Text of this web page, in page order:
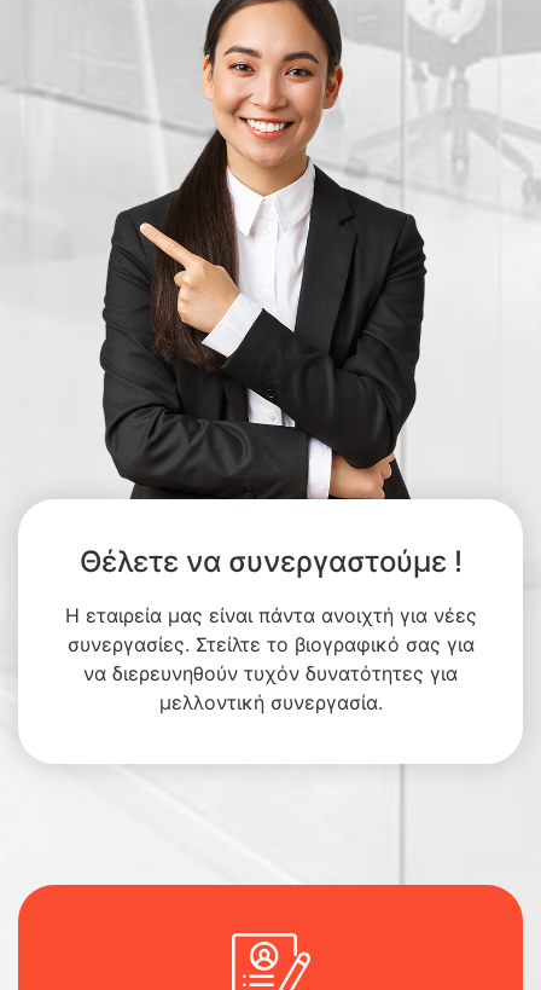
Θέλετε να συνεργαστούμε !
Η εταιρεία μας είναι πάντα ανοιχτή για νέες
συνεργασίες. Στείλτε το βιογραφικό σας για
να διερευνηθούν τυχόν δυνατότητες για
μελλοντική συνεργασία.